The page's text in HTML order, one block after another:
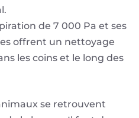
de 7 000 Pa et ses
offrent un nettoyage
les coins et le long des
se retrouvent